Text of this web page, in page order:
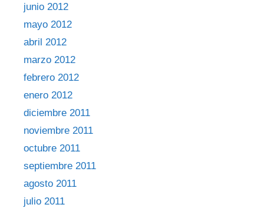
junio 2012
mayo 2012
abril 2012
marzo 2012
febrero 2012
enero 2012
diciembre 2011
noviembre 2011
octubre 2011
septiembre 2011
agosto 2011
julio 2011